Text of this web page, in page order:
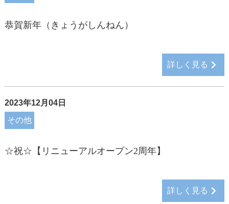
恭賀新年（きょうがしんねん）
詳しく見る
2023年12月04日
その他
☆祝☆【リニューアルオープン2周年】
詳しく見る